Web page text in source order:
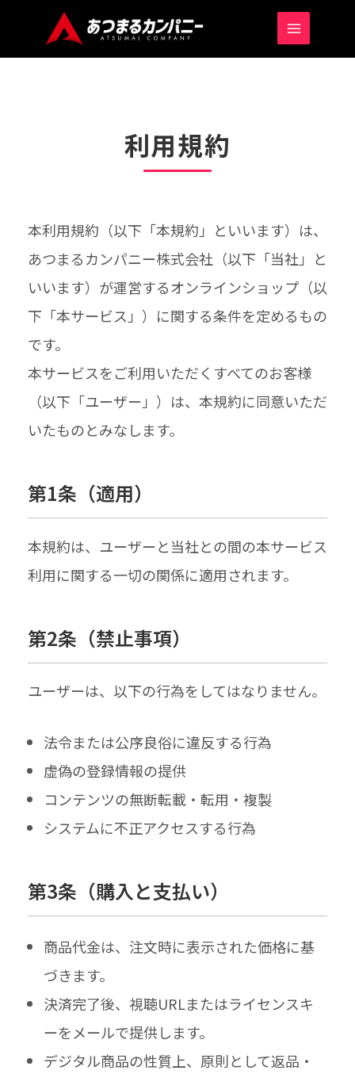
MAIN
MENU
利用規約
本利用規約（以下「本規約」といいます）は、
あつまるカンパニー株式会社（以下「当社」と
いいます）が運営するオンラインショップ（以
下「本サービス」）に関する条件を定めるもの
です。
本サービスをご利用いただくすべてのお客様
（以下「ユーザー」）は、本規約に同意いただ
いたものとみなします。
第1条​（適用）
本規約は、ユーザーと当社との間の本サービス
利用に関する一切の関係に適用されます。
第2条​（禁止事項）
ユーザーは、以下の行為をしてはなりません。
法令または公序良俗に違反する行為
虚偽の登録情報の提供
コンテンツの無断転載・転用・複製
システムに不正アクセスする行為
第3条​（購入と​支払い）
商品代金は、注文時に表示された価格に基
づきます。
決済完了後、視聴URLまたはライセンスキ
ーをメールで提供します。
デジタル商品の性質上、原則として返品・